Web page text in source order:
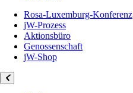
Rosa-Luxemburg-Konferenz
jW-Prozess
Aktionsbüro
Genossenschaft
jW-Shop